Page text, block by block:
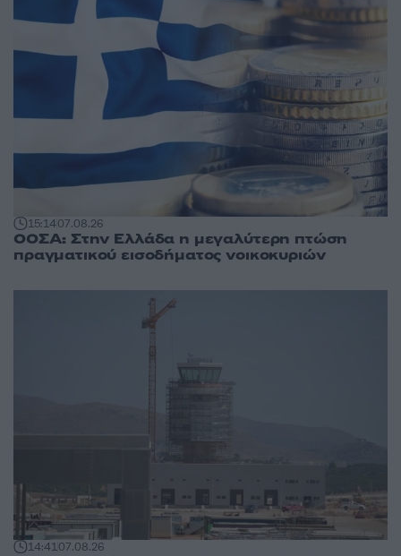
15:1407.08.26
ΟΟΣΑ: Στην Ελλάδα η μεγαλύτερη πτώση
πραγματικού εισοδήματος νοικοκυριών
14:4107.08.26